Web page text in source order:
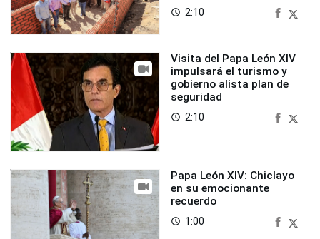
access_time 2:10
Visita del Papa León XIV
impulsará el turismo y
gobierno alista plan de
seguridad
access_time 2:10
Papa León XIV: Chiclayo
en su emocionante
recuerdo
access_time 1:00